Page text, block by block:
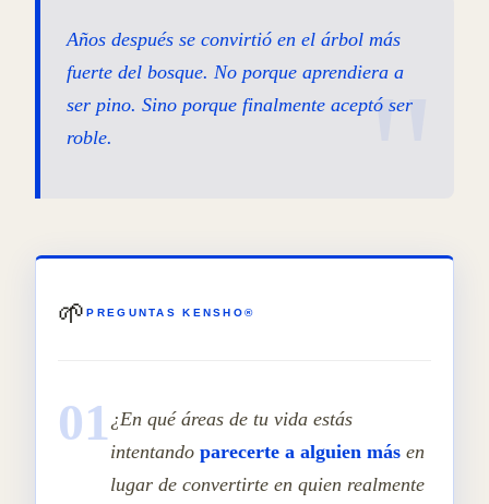
Años después se convirtió en el árbol más
fuerte del bosque. No porque aprendiera a
ser pino. Sino porque finalmente aceptó ser
roble.
🌱PREGUNTAS KENSHO®
01¿En qué áreas de tu vida estás
intentandoparecerte a alguien más en
lugar de convertirte en quien realmente